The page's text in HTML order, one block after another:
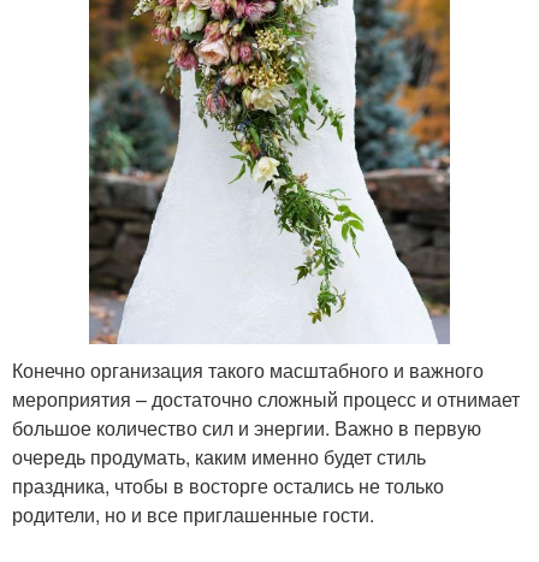
Конечно организация такого масштабного и важного
мероприятия – достаточно сложный процесс и отнимает
большое количество сил и энергии. Важно в первую
очередь продумать, каким именно будет стиль
праздника, чтобы в восторге остались не только
родители, но и все приглашенные гости.